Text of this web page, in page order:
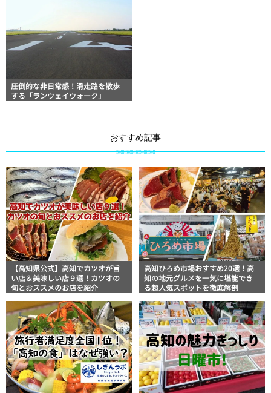
圧倒的な非日常感！滑走路を散歩
する「ランウェイウォーク」
おすすめ記事
【高知県公式】高知でカツオが旨
い店＆美味しい店９選！カツオの
旬とおススメのお店を紹介
高知ひろめ市場おすすめ20選！高
知の地元グルメを一気に堪能でき
る超人気スポットを徹底解剖